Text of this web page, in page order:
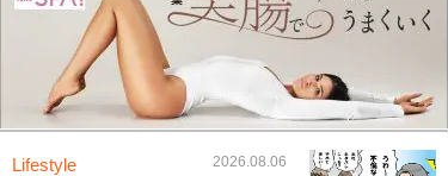
Lifestyle 2026.08.06